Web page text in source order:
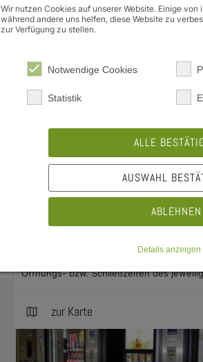
Heumarkt 2, 96047 Bamberg
Unsere Automaten sind durchgehend in
Öffnungs- bzw. Schließzeiten des
map zur Karte
Toggle Dropdown
Toggle Dropdown
Wir nutzen Cookies auf unserer Website. Einige
während andere uns helfen, diese Website zu
zur Verfügung zu stellen.
Notwendige Cookies
Statistik
ALLE
AUSWAHL
ABLEHNEN
Details anzeigen
Impressum |